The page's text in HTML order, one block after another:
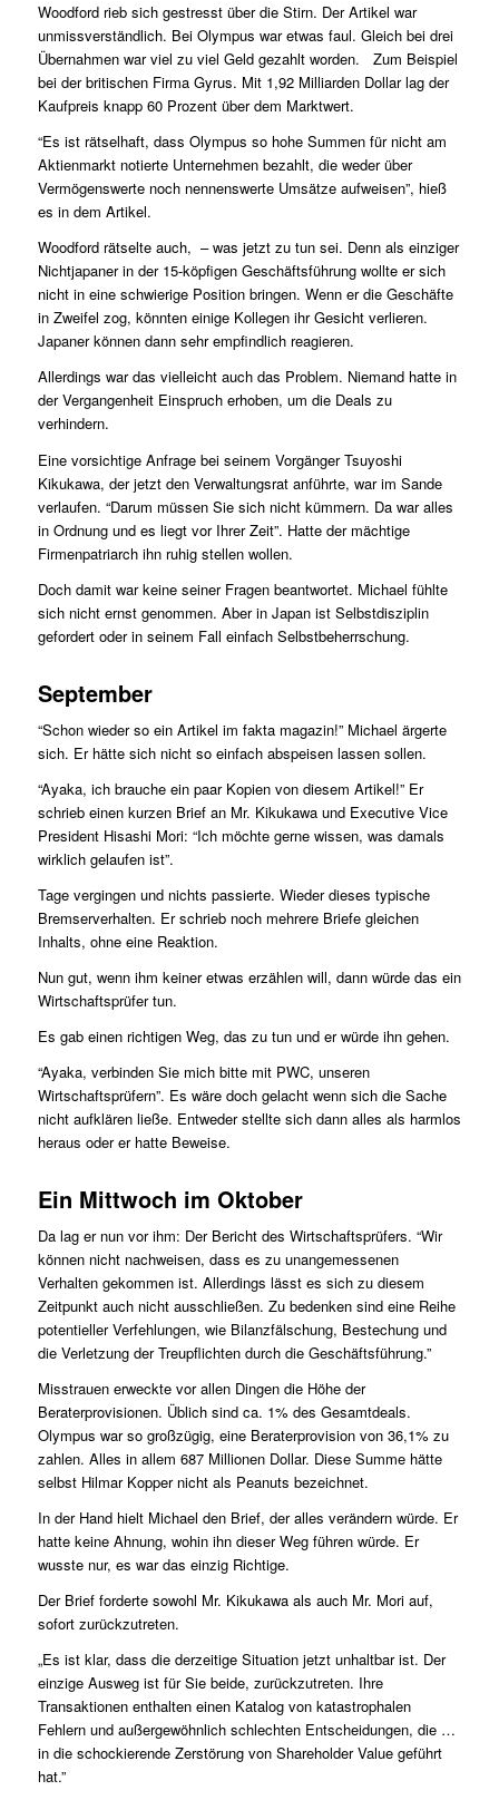
Woodford rieb sich gestresst über die Stirn. Der Artikel war
unmissverständlich. Bei Olympus war etwas faul. Gleich bei drei
Übernahmen war viel zu viel Geld gezahlt worden. Zum Beispiel
bei der britischen Firma Gyrus. Mit 1,92 Milliarden Dollar lag der
Kaufpreis knapp 60 Prozent über dem Marktwert.
“Es ist rätselhaft, dass Olympus so hohe Summen für nicht am
Aktienmarkt notierte Unternehmen bezahlt, die weder über
Vermögenswerte noch nennenswerte Umsätze aufweisen”, hieß
es in dem Artikel.
Woodford rätselte auch, – was jetzt zu tun sei. Denn als einziger
Nichtjapaner in der 15-köpfigen Geschäftsführung wollte er sich
nicht in eine schwierige Position bringen. Wenn er die Geschäfte
in Zweifel zog, könnten einige Kollegen ihr Gesicht verlieren.
Japaner können dann sehr empfindlich reagieren.
Allerdings war das vielleicht auch das Problem. Niemand hatte in
der Vergangenheit Einspruch erhoben, um die Deals zu
verhindern.
Eine vorsichtige Anfrage bei seinem Vorgänger Tsuyoshi
Kikukawa, der jetzt den Verwaltungsrat anführte, war im Sande
verlaufen. “Darum müssen Sie sich nicht kümmern. Da war alles
in Ordnung und es liegt vor Ihrer Zeit”. Hatte der mächtige
Firmenpatriarch ihn ruhig stellen wollen.
Doch damit war keine seiner Fragen beantwortet. Michael fühlte
sich nicht ernst genommen. Aber in Japan ist Selbstdisziplin
gefordert oder in seinem Fall einfach Selbstbeherrschung.
September
“Schon wieder so ein Artikel im fakta magazin!” Michael ärgerte
sich. Er hätte sich nicht so einfach abspeisen lassen sollen.
“Ayaka, ich brauche ein paar Kopien von diesem Artikel!” Er
schrieb einen kurzen Brief an Mr. Kikukawa und Executive Vice
President Hisashi Mori: “Ich möchte gerne wissen, was damals
wirklich gelaufen ist”.
Tage vergingen und nichts passierte. Wieder dieses typische
Bremserverhalten. Er schrieb noch mehrere Briefe gleichen
Inhalts, ohne eine Reaktion.
Nun gut, wenn ihm keiner etwas erzählen will, dann würde das ein
Wirtschaftsprüfer tun.
Es gab einen richtigen Weg, das zu tun und er würde ihn gehen.
“Ayaka, verbinden Sie mich bitte mit PWC, unseren
Wirtschaftsprü­fern”. Es wäre doch gelacht wenn sich die Sache
nicht aufklären ließe. Entweder stellte sich dann alles als harmlos
heraus oder er hatte Beweise.
Ein Mittwoch im Oktober
Da lag er nun vor ihm: Der Bericht des Wirtschaftsprüfers. “Wir
können nicht nachweisen, dass es zu unangemessenen
Verhalten gekommen ist. Allerdings lässt es sich zu diesem
Zeitpunkt auch nicht ausschließen. Zu bedenken sind eine Reihe
potentieller Verfehlungen, wie Bilanzfälschung, Bestechung und
die Verletzung der Treupflichten durch die Geschäftsführung.”
Misstrauen erweckte vor allen Dingen die Höhe der
Beraterprovisionen. Üblich sind ca. 1% des Gesamtdeals.
Olympus war so großzügig, eine Beraterprovision von 36,1% zu
zahlen. Alles in allem 687 Millionen Dollar. Diese Summe hätte
selbst Hilmar Kopper nicht als Peanuts bezeichnet.
In der Hand hielt Michael den Brief, der alles verändern würde. Er
hatte keine Ahnung, wohin ihn dieser Weg führen würde. Er
wusste nur, es war das einzig Richtige.
Der Brief forderte sowohl Mr. Kikukawa als auch Mr. Mori auf,
sofort zurückzutreten.
„Es ist klar, dass die derzeitige Situation jetzt unhaltbar ist. Der
einzige Ausweg ist für Sie beide, zurückzutreten. Ihre
Transaktionen enthalten einen Katalog von katastrophalen
Fehlern und außergewöhnlich schlechten Entscheidungen, die …
in die schockierende Zerstörung von Shareholder Value geführt
hat.”